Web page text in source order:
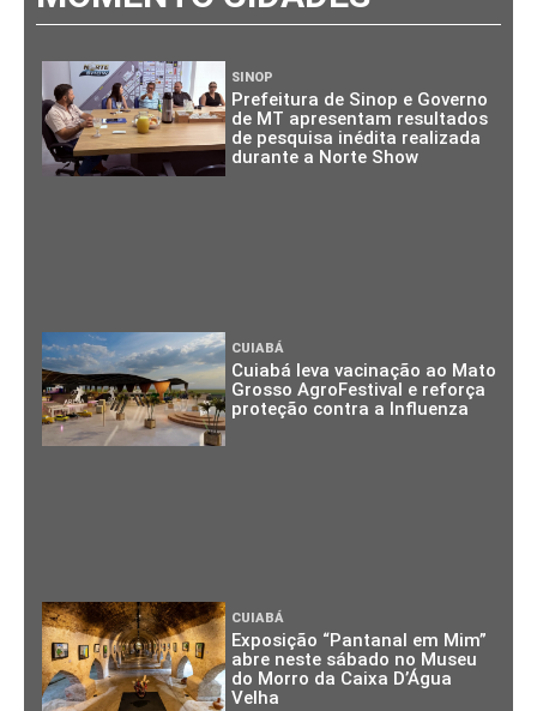
SINOP
Prefeitura de Sinop e Governo
de MT apresentam resultados
de pesquisa inédita realizada
durante a Norte Show
CUIABÁ
Cuiabá leva vacinação ao Mato
Grosso AgroFestival e reforça
proteção contra a Influenza
CUIABÁ
Exposição “Pantanal em Mim”
abre neste sábado no Museu
do Morro da Caixa D’Água
Velha